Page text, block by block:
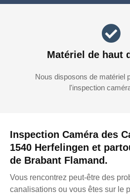
Inspection Caméra des
1540 Herfelingen et
de Brabant Flamand.
Vous rencontrez peut-être des
canalisations ou vous êtes sur le
Matériel de haut
Nous disposons de matériel
l'inspection